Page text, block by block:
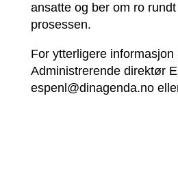
ansatte og ber om ro
prosessen.
For ytterligere informasjon
Administrerende direktør
espenl@dinagenda.no